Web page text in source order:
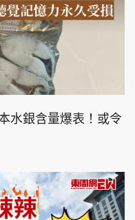
水銀含量爆表！或令